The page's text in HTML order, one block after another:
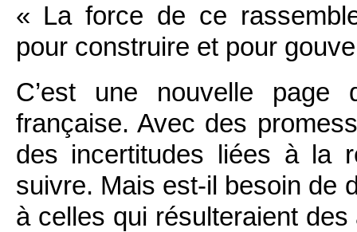
« La force de ce
pour construire et pour
C’est une nouvelle page
française. Avec des
des incertitudes liées à la
suivre. Mais est-il besoin de
à celles qui résulteraient